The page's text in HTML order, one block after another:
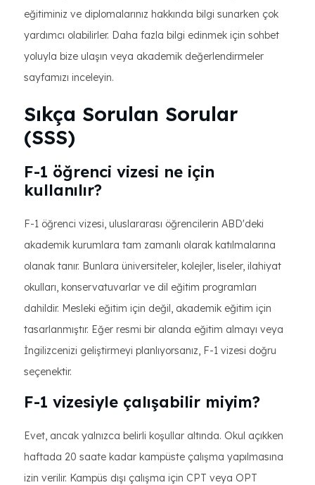
eğitiminiz ve diplomalarınız hakkında bilgi sunarken çok
yardımcı olabilirler. Daha fazla bilgi edinmek için sohbet
yoluyla bize ulaşın veya akademik değerlendirmeler
sayfamızı inceleyin.
Sıkça Sorulan Sorular
(SSS)
F-1 öğrenci vizesi ne için
kullanılır?
F-1 öğrenci vizesi, uluslararası öğrencilerin ABD'deki
akademik kurumlara tam zamanlı olarak katılmalarına
olanak tanır. Bunlara üniversiteler, kolejler, liseler, ilahiyat
okulları, konservatuvarlar ve dil eğitim programları
dahildir. Mesleki eğitim için değil, akademik eğitim için
tasarlanmıştır. Eğer resmi bir alanda eğitim almayı veya
İngilizcenizi geliştirmeyi planlıyorsanız, F-1 vizesi doğru
seçenektir.
F-1 vizesiyle çalışabilir miyim?
Evet, ancak yalnızca belirli koşullar altında. Okul açıkken
haftada 20 saate kadar kampüste çalışma yapılmasına
izin verilir. Kampüs dışı çalışma için CPT veya OPT